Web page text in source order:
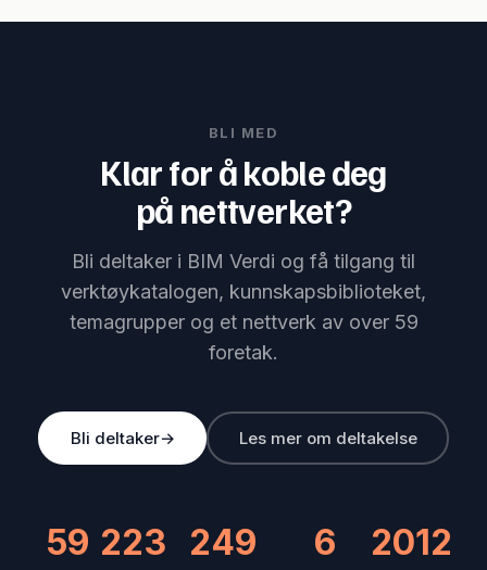
BLI MED
Klar for å koble deg
på nettverket?
Bli deltaker i BIM Verdi og få tilgang til
verktøykatalogen, kunnskapsbiblioteket,
temagrupper og et nettverk av over 59
foretak.
Bli deltaker→ Les mer om deltakelse
59 223 249 6 2012